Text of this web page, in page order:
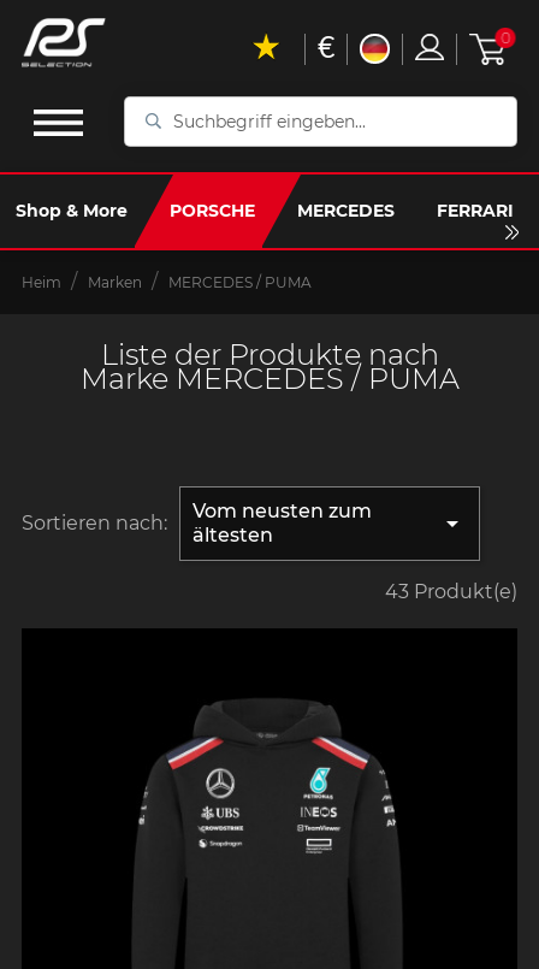
Suchbegriff
Shop & More PORSCHE MERCEDES FERRARI
€ 0
Heim Marken MERCEDES / PUMA
Liste der Produkte nach
Marke MERCEDES / PUMA
Sortieren nach:
Vom neusten zum
ältesten

43 Produkt(e)